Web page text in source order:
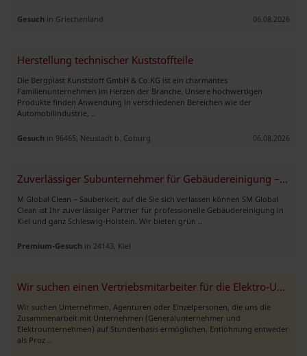
Gesuch in Griechenland 06.08.2026
Herstellung technischer Kuststoffteile
Die Bergplast Kunststoff GmbH & Co.KG ist ein charmantes
Familienunternehmen im Herzen der Branche. Unsere hochwertigen
Produkte finden Anwendung in verschiedenen Bereichen wie der
Automobilindustrie, ..
Gesuch in 96465, Neustadt b. Coburg 06.08.2026
Zuverlässiger Subunternehmer für Gebäudereinigung – Kiel & Umgebung
M Global Clean – Sauberkeit, auf die Sie sich verlassen können SM Global
Clean ist Ihr zuverlässiger Partner für professionelle Gebäudereinigung in
Kiel und ganz Schleswig-Holstein. Wir bieten grün ..
Premium-Gesuch in 24143, Kiel
Wir suchen einen Vertriebsmitarbeiter für die Elektro-Untervergabe“
Wir suchen Unternehmen, Agenturen oder Einzelpersonen, die uns die
Zusammenarbeit mit Unternehmen (Generalunternehmer und
Elektrounternehmen) auf Stundenbasis ermöglichen. Entlohnung entweder
als Proz ..